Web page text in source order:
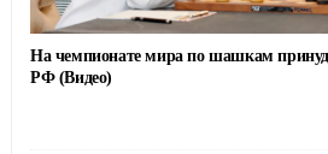
На чемпионате мира по шашкам
РФ (Видео)